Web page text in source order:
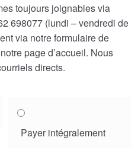
toujours joignables via
698077 (lundi – vendredi de
via notre formulaire de
page d’accueil. Nous
directs.
Payer intégralement